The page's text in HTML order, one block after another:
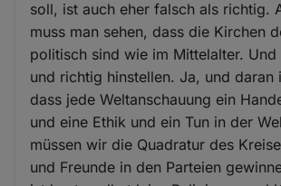
soll, ist auch eher falsch als richtig.
muss man sehen, dass die Kirchen
politisch sind wie im Mittelalter. Und
und richtig hinstellen. Ja, und daran
dass jede Weltanschauung ein
und eine Ethik und ein Tun in der
müssen wir die Quadratur des
und Freunde in den Parteien